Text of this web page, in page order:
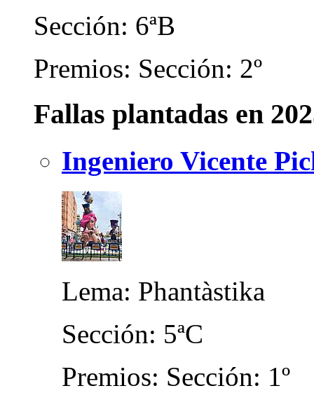
Sección: 6ªB
Premios: Sección: 2º
Fallas plantadas en
Ingeniero Vicente
Lema: Phantàstika
Sección: 5ªC
Premios: Sección: 1º